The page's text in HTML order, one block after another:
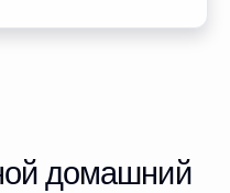
домашний